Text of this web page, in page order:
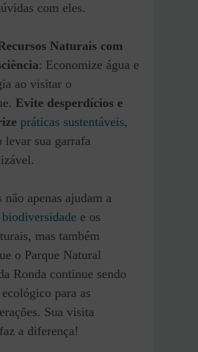
com eles.
Naturais com
: Economize água e
ao visitar o
Evite desperdícios e
práticas sustentáveis,
levar sua garrafa
não apenas ajudam a
biodiversidade e os
mas também
o Parque Natural
Ronda continue sendo
para as
Sua visita
a diferença!